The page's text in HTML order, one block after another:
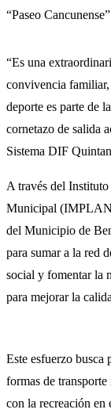
“Paseo
“Es una
convivencia
deporte es parte de
cornetazo de salida
Sistema DIF
A través del
Municipal
del Municipio de
para sumar a la red
social y fomentar la
para mejorar la
Este esfuerzo busca
formas de
con la recreación en